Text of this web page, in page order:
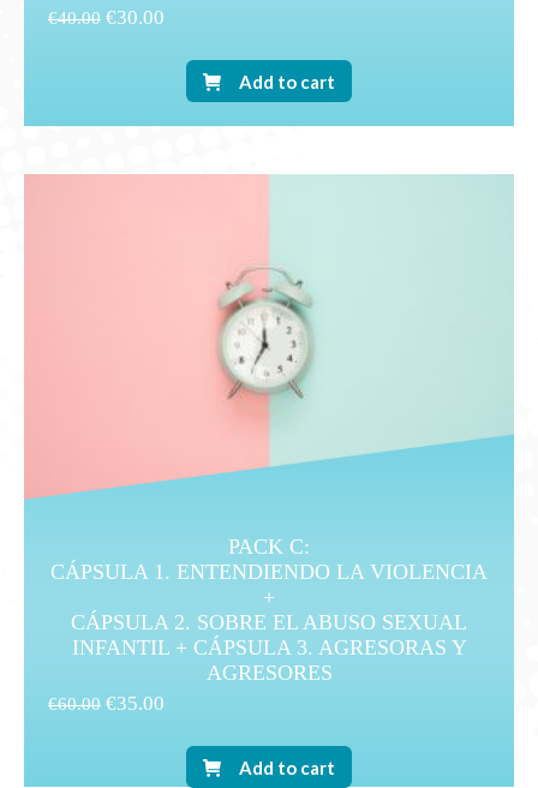
€40.00 €30.00
Add to cart
PACK C:
CÁPSULA 1. ENTENDIENDO LA VIOLENCIA
+
CÁPSULA 2. SOBRE EL ABUSO SEXUAL
INFANTIL + CÁPSULA 3. AGRESORAS Y
AGRESORES
€60.00 €35.00
Add to cart